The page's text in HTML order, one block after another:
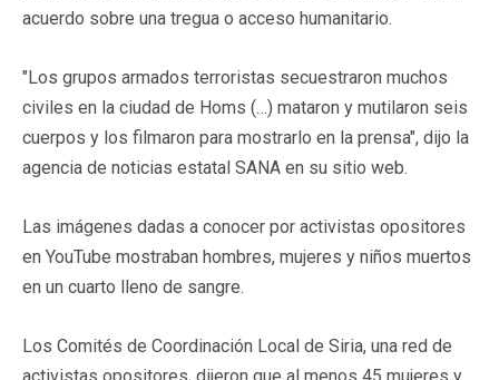
acuerdo sobre una tregua o acceso humanitario.
"Los grupos armados terroristas secuestraron muchos
civiles en la ciudad de Homs (…) mataron y mutilaron seis
cuerpos y los filmaron para mostrarlo en la prensa", dijo la
agencia de noticias estatal SANA en su sitio web.
Las imágenes dadas a conocer por activistas opositores
en YouTube mostraban hombres, mujeres y niños muertos
en un cuarto lleno de sangre.
Los Comités de Coordinación Local de Siria, una red de